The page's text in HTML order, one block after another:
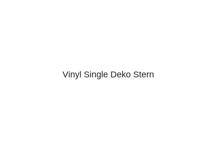
Vinyl Single Deko Stern